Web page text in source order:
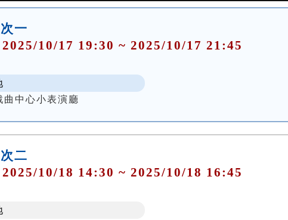
一
2025/10/17 19:30 ~ 2025/10/17 21:45
曲中心小表演廳
二
2025/10/18 14:30 ~ 2025/10/18 16:45